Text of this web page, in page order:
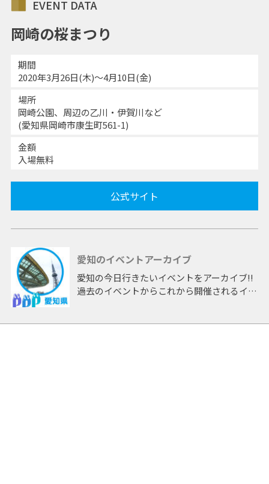
EVENT DATA
岡崎の桜まつり
期間
2020年3月26日(木)～4月10日(金)
場所
岡崎公園、周辺の乙川・伊賀川など
(愛知県岡崎市康生町561-1)
金額
入場無料
公式サイト
愛知のイベントアーカイブ
愛知の今日行きたいイベントをアーカイブ!!
過去のイベントからこれから開催されるイベ